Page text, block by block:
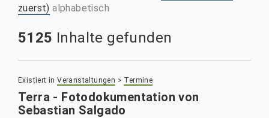
zuerst) alphabetisch
5125 Inhalte gefunden
Existiert in Veranstaltungen > Termine
Terra - Fotodokumentation von
Sebastian Salgado